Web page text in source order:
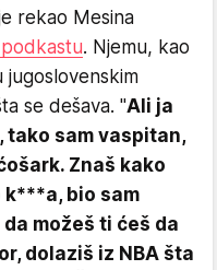
rekao Mesina
. Njemu, kao
se dešava. "Ali ja
tako sam vaspitan,
Znaš kako
k***a, bio sam
možeš ti ćeš da
dolaziš iz NBA šta